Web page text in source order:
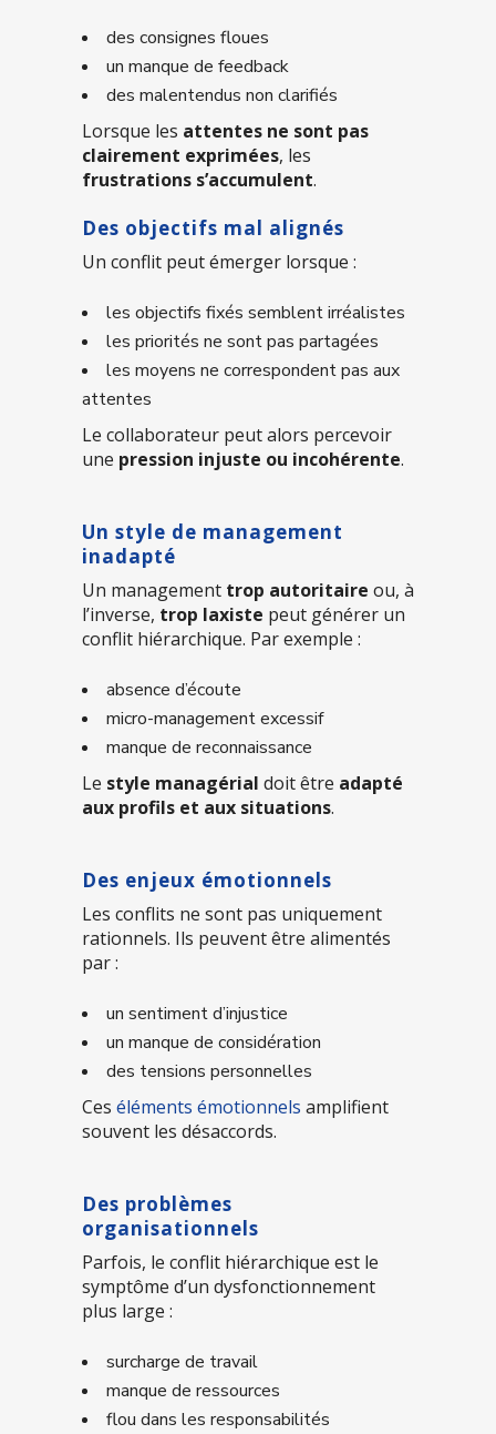
des consignes floues
un manque de feedback
des malentendus non clarifiés
Lorsque les attentes ne sont pas
clairement exprimées, les
frustrations s’accumulent.
Des objectifs mal alignés
Un conflit peut émerger lorsque :
les objectifs fixés semblent irréalistes
les priorités ne sont pas partagées
les moyens ne correspondent pas aux
attentes
Le collaborateur peut alors percevoir
une pression injuste ou incohérente.
Un style de management
inadapté
Un management trop autoritaire ou, à
l’inverse, trop laxiste peut générer un
conflit hiérarchique. Par exemple :
absence d’écoute
micro-management excessif
manque de reconnaissance
Le style managérial doit être adapté
aux profils et aux situations.
Des enjeux émotionnels
Les conflits ne sont pas uniquement
rationnels. Ils peuvent être alimentés
par :
un sentiment d’injustice
un manque de considération
des tensions personnelles
Ces éléments émotionnels amplifient
souvent les désaccords.
Des problèmes
organisationnels
Parfois, le conflit hiérarchique est le
symptôme d’un dysfonctionnement
plus large :
surcharge de travail
manque de ressources
flou dans les responsabilités